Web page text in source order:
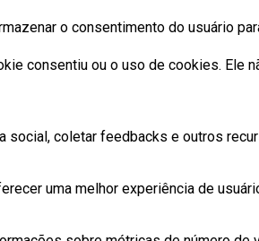
o consentimento do usuário
consentiu ou o uso de cookies. Ele
social, coletar feedbacks e outros
uma melhor experiência de